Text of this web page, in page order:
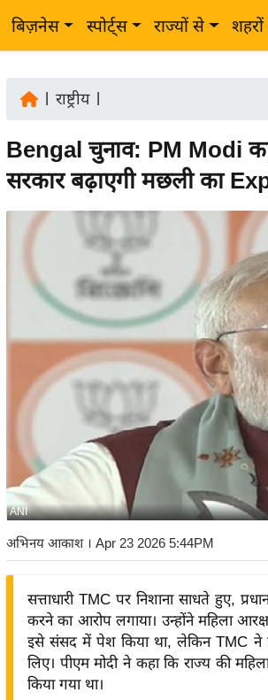
बिज़नेस स्पोर्ट्स राज्यों से
राष्ट्रीय|
Bengal चुनाव: PM Modi
सरकार बढ़ाएगी मछली का
ANI
अभिनय आकाश। Apr 23 2026 5:44PM
सत्ताधारी TMC पर निशाना साधते हुए,
करने का आरोप लगाया। उन्होंने महिला
इसे संसद में पेश किया था, लेकिन TMC ने
लिए। पीएम मोदी ने कहा कि राज्य की
किया गया था।